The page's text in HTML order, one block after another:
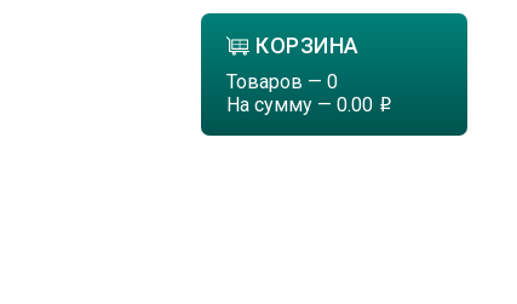
КОРЗИНА
Товаров — 0
На сумму — 0.00